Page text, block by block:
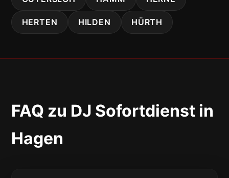
HERTEN HILDEN HÜRTH
FAQ zu DJ Sofortdienst in
Hagen